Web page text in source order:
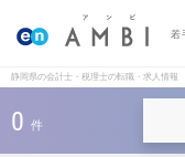
若
静岡県の会計士・税理士の転職・求人情報
0 件